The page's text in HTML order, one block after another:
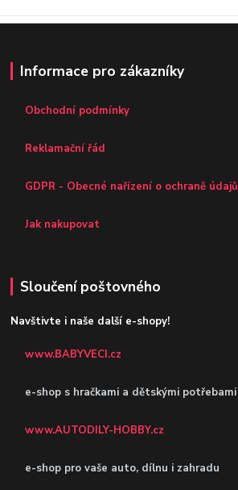
Informace pro zákazníky
Obchodní podmínky
Reklamační řád
GDPR - Obecné nařízení o ochraně údajů
Jak nakupovat
Sloučení poštovného
Navštivte i naše další e-shopy!
www.BABYVECI.cz
e-shop s hračkami a dětskými potřebami
www.AUTODILY-HOBBY.cz
e-shop pro vaše auto, dílnu i zahradu